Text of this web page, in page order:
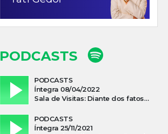
PODCASTS
PODCASTS
Íntegra 08/04/2022
Sala de Visitas: Diante dos fatos que influenciam a economia o que podemos esperar de 2022
PODCASTS
Íntegra 25/11/2021